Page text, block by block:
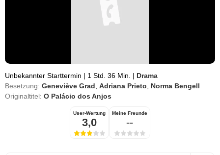
Unbekannter Starttermin | 1 Std. 36 Min. | Drama
Besetzung: Geneviève Grad Adriana Prieto
Norma Bengell
Originaltitel: O Palácio dos Anjos
User-Wertung
3,0
Meine Freunde
--